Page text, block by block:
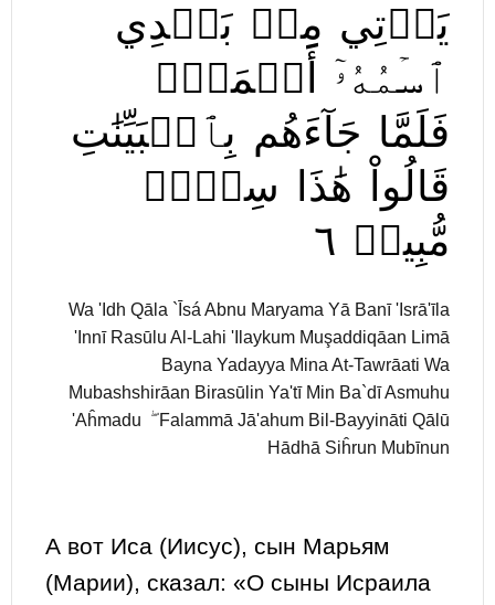
يَأۡتِي مِنۢ بَعۡدِي
ٱسۡمُهُۥٓ
أَحۡمَدُۖ
فَلَمَّا جَآءَهُم بِٱلۡبَيِّنَٰتِ
قَالُواْ
هَٰذَا
سِحۡرٞ
مُّبِينٞ ٦
Wa 'Idh Qāla `Īsá Abnu Maryama Yā Banī 'Isrā'īla
'Innī Rasūlu Al-Lahi 'Ilaykum Muşaddiqāan Limā
Bayna Yadayya Mina At-Tawrāati Wa
Mubashshirāan Birasūlin Ya'tī Min Ba`dī Asmuhu
'Aĥmadu ۖ Falammā Jā'ahum Bil-Bayyināti Qālū
Hādhā Siĥrun Mubīnun
А вот Иса (Иисус), сын Марьям
(Марии), сказал: «О сыны Исраила